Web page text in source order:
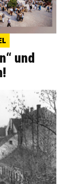
und